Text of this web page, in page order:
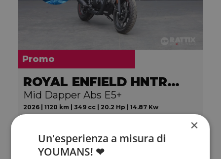
Promo
ROYAL ENFIELD HNTR 350
Mid Dapper Abs E5+
2026 | 1120 km | 349 cc | 20.2 Hp | 14.87 Kw
3.990 €79
×
Un'esperienza a misura di
YOUMANS! ❤